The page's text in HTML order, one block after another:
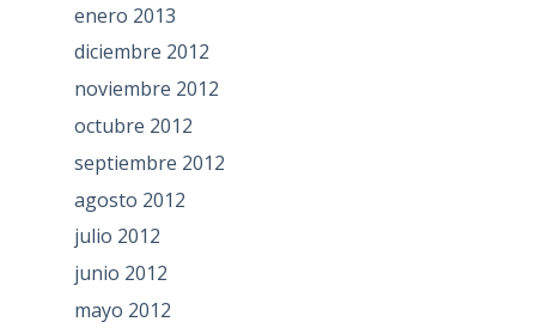
enero 2013
diciembre 2012
noviembre 2012
octubre 2012
septiembre 2012
agosto 2012
julio 2012
junio 2012
mayo 2012